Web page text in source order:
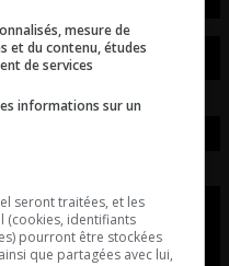
mesure de
et du contenu, études
de services
informations sur un
seront traitées, et les
(cookies, identifiants
pourront être stockées
que partagées avec lui,